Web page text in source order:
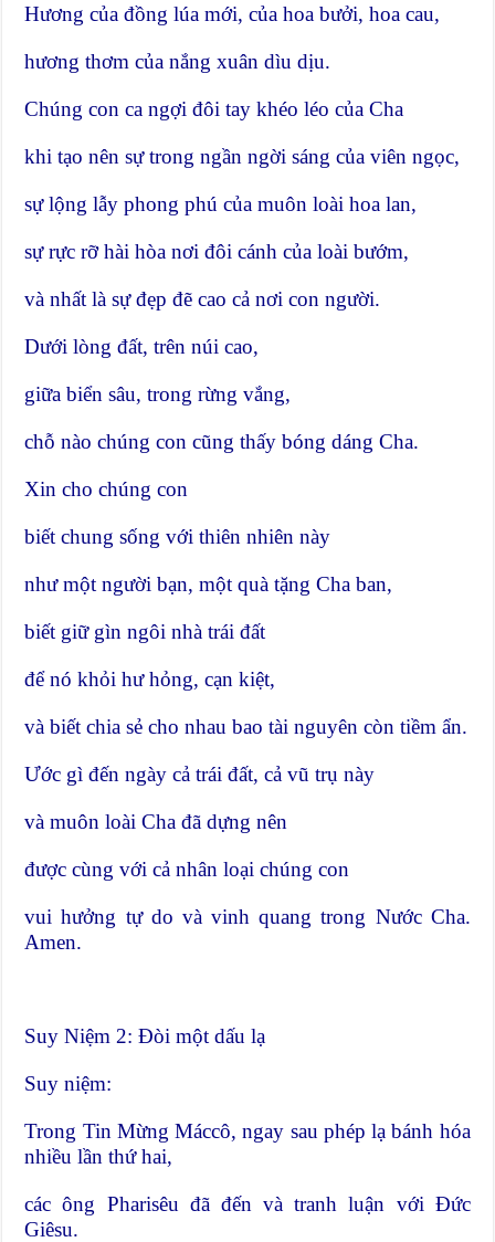
Hương của đồng lúa mới, của hoa bưởi, hoa cau,
hương thơm của nắng xuân dìu dịu.
Chúng con ca ngợi đôi tay khéo léo của Cha
khi tạo nên sự trong ngần ngời sáng của viên ngọc,
sự lộng lẫy phong phú của muôn loài hoa lan,
sự rực rỡ hài hòa nơi đôi cánh của loài bướm,
và nhất là sự đẹp đẽ cao cả nơi con người.
Dưới lòng đất, trên núi cao,
giữa biển sâu, trong rừng vắng,
chỗ nào chúng con cũng thấy bóng dáng Cha.
Xin cho chúng con
biết chung sống với thiên nhiên này
như một người bạn, một quà tặng Cha ban,
biết giữ gìn ngôi nhà trái đất
để nó khỏi hư hỏng, cạn kiệt,
và biết chia sẻ cho nhau bao tài nguyên còn tiềm ẩn.
Ước gì đến ngày cả trái đất, cả vũ trụ này
và muôn loài Cha đã dựng nên
được cùng với cả nhân loại chúng con
vui hưởng tự do và vinh quang trong Nước Cha.
Amen.
Suy Niệm 2: Đòi một dấu lạ
Suy niệm:
Trong Tin Mừng Máccô, ngay sau phép lạ bánh hóa
nhiều lần thứ hai,
các ông Pharisêu đã đến và tranh luận với Đức
Giêsu.